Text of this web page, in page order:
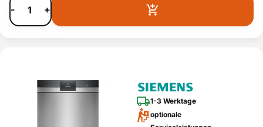
- +
1-3 Werktage
optionale